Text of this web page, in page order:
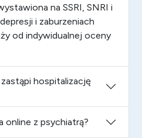
na SSRI, SNRI i
i zaburzeniach
od indywidualnej oceny
hospitalizację
online z psychiatrą?